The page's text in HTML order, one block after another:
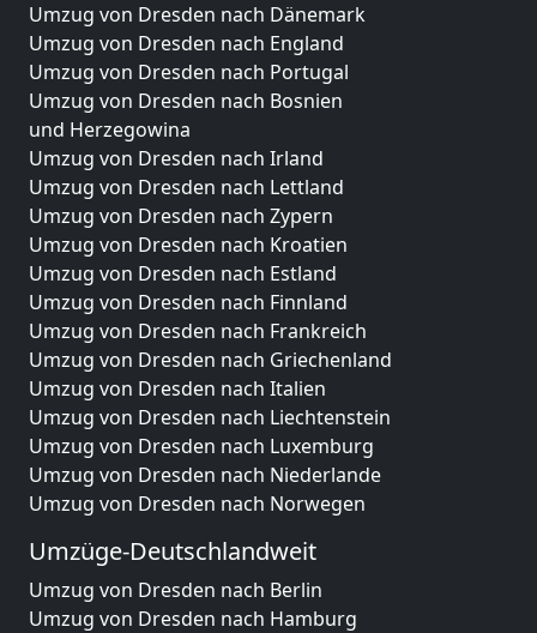
Umzug von Dresden nach Dänemark
Umzug von Dresden nach England
Umzug von Dresden nach Portugal
Umzug von Dresden nach Bosnien
und Herzegowina
Umzug von Dresden nach Irland
Umzug von Dresden nach Lettland
Umzug von Dresden nach Zypern
Umzug von Dresden nach Kroatien
Umzug von Dresden nach Estland
Umzug von Dresden nach Finnland
Umzug von Dresden nach Frankreich
Umzug von Dresden nach Griechenland
Umzug von Dresden nach Italien
Umzug von Dresden nach Liechtenstein
Umzug von Dresden nach Luxemburg
Umzug von Dresden nach Niederlande
Umzug von Dresden nach Norwegen
Umzüge-Deutschlandweit
Umzug von Dresden nach Berlin
Umzug von Dresden nach Hamburg